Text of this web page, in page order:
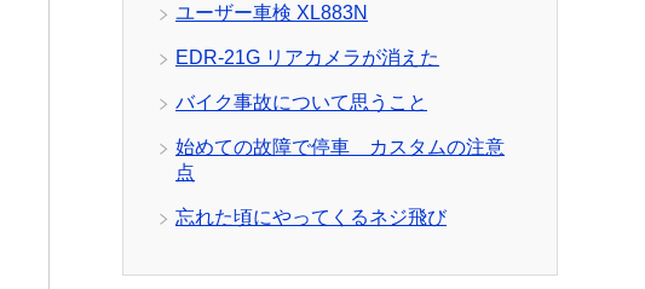
ユーザー車検 XL883N
EDR-21G リアカメラが消えた
バイク事故について思うこと
始めての故障で停車 カスタムの注意
点
忘れた頃にやってくるネジ飛び